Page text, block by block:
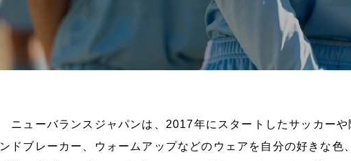
ニューバランスジャパンは、2017年にスタートしたサッカーや
ンドブレーカー、ウォームアップなどのウェアを自分の好きな色